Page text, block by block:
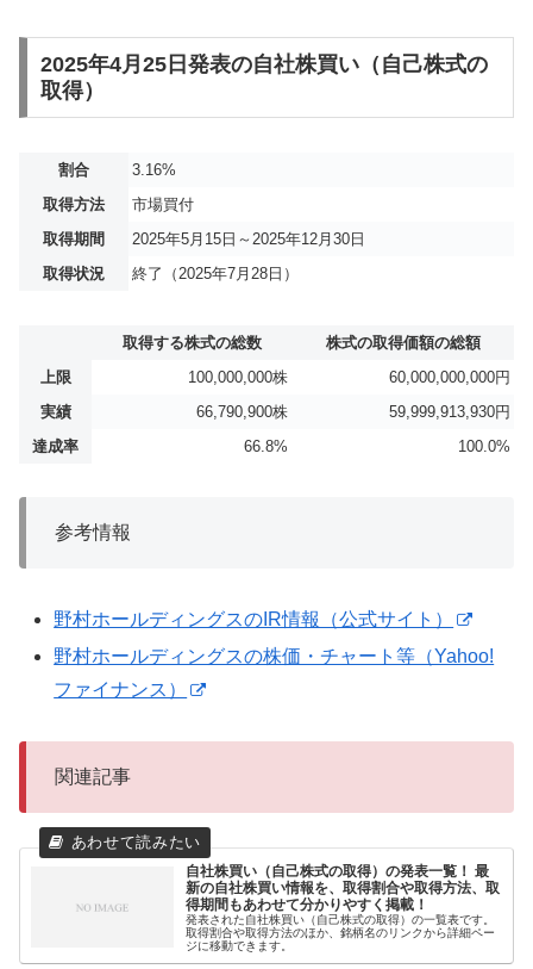
2025年4月25日発表の自社株買い（自己株式の
取得）
割合
3.16%
取得方法
市場買付
取得期間
2025年5月15日～2025年12月30日
取得状況
終了（2025年7月28日）
取得する株式の総数
株式の取得価額の総額
上限
100,000,000株
60,000,000,000円
実績
66,790,900株
59,999,913,930円
達成率
66.8% 100.0%
参考情報
野村ホールディングスのIR情報（公式サイト）
野村ホールディングスの株価・チャート等（Yahoo!
ファイナンス）
関連記事
自社株買い（自己株式の取得）の発表一覧！ 最
新の自社株買い情報を、取得割合や取得方法、取
得期間もあわせて分かりやすく掲載！
発表された自社株買い（自己株式の取得）の一覧表です。
取得割合や取得方法のほか、銘柄名のリンクから詳細ペー
ジに移動できます。